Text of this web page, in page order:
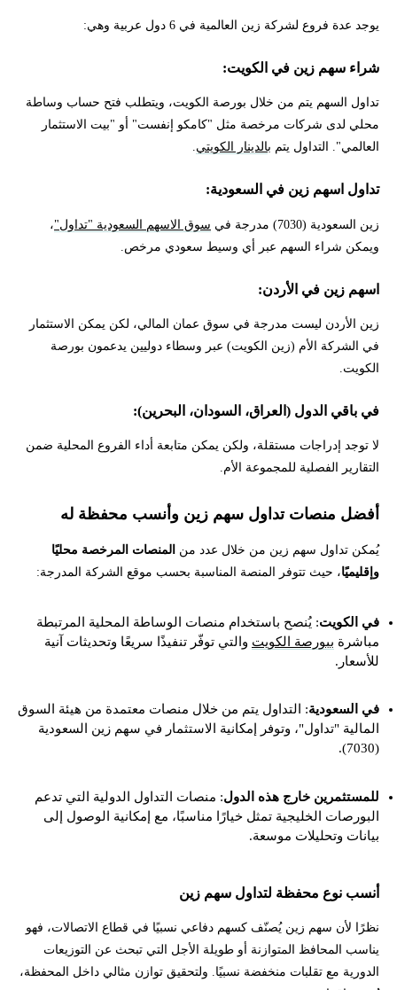
يوجد عدة فروع لشركة زين العالمية في 6 دول عربية وهي:
شراء سهم زين في الكويت:
تداول السهم يتم من خلال بورصة الكويت، ويتطلب فتح حساب وساطة
محلي لدى شركات مرخصة مثل "كامكو إنفست" أو "بيت الاستثمار
العالمي". التداول يتم بالدينار الكويتي.
تداول اسهم زين في السعودية:
زين السعودية (7030) مدرجة في سوق الاسهم السعودية "تداول"،
ويمكن شراء السهم عبر أي وسيط سعودي مرخص.
اسهم زين في الأردن:
زين الأردن ليست مدرجة في سوق عمان المالي، لكن يمكن الاستثمار
في الشركة الأم (زين الكويت) عبر وسطاء دوليين يدعمون بورصة
الكويت.
في باقي الدول (العراق، السودان، البحرين):
لا توجد إدراجات مستقلة، ولكن يمكن متابعة أداء الفروع المحلية ضمن
التقارير الفصلية للمجموعة الأم.
أفضل منصات تداول سهم زين وأنسب محفظة له
يُمكن تداول سهم زين من خلال عدد من المنصات المرخصة محليًا
وإقليميًا، حيث تتوفر المنصة المناسبة بحسب موقع الشركة المدرجة:
في الكويت: يُنصح باستخدام منصات الوساطة المحلية المرتبطة
مباشرة ببورصة الكويت والتي توفّر تنفيذًا سريعًا وتحديثات آنية
للأسعار.
في السعودية: التداول يتم من خلال منصات معتمدة من هيئة السوق
المالية "تداول"، وتوفر إمكانية الاستثمار في سهم زين السعودية
(7030).
للمستثمرين خارج هذه الدول: منصات التداول الدولية التي تدعم
البورصات الخليجية تمثل خيارًا مناسبًا، مع إمكانية الوصول إلى
بيانات وتحليلات موسعة.
أنسب نوع محفظة لتداول سهم زين
نظرًا لأن سهم زين يُصنّف كسهم دفاعي نسبيًا في قطاع الاتصالات، فهو
يناسب المحافظ المتوازنة أو طويلة الأجل التي تبحث عن التوزيعات
الدورية مع تقلبات منخفضة نسبيًا. ولتحقيق توازن مثالي داخل المحفظة،